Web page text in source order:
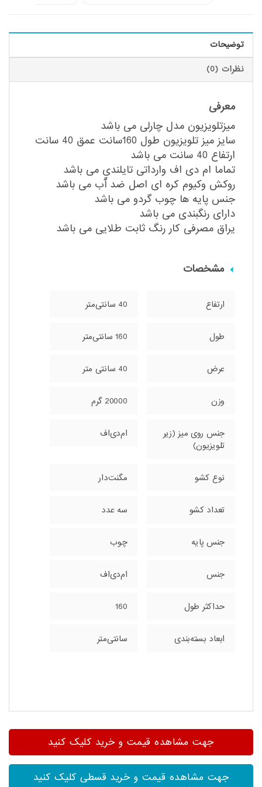
توضیحات
نظرات (0)
معرفی
میزتلویزیون مدل چارلی می باشد
سایز میز تلویزیون طول 160سانت عمق 40 سانت
ارتفاع 40 سانت می باشد
تماما ام دی اف وارداتی تایلندی می باشد
روکش وکیوم کره ای اصل ضد آّب می باشد
جنس پایه ها چوب گردو می باشد
دارای رنگبندی می باشد
یراق مصرفی کار رنگ ثابت طلایی می باشد
مشخصات
ارتفاع 40 سانتی‌متر
طول 160 سانتی‌متر
عرض 40 سانتی متر
وزن 20000 گرم
جنس روی میز (زیر
تلویزیون)
ام‌دی‌اف
نوع کشو مگنت‌دار
تعداد کشو سه عدد
جنس پایه چوب
جنس ام‌دی‌اف
حداکثر طول 160
ابعاد بسته‌بندی سانتی‌متر
جهت مشاهده قیمت و خرید کلیک کنید
جهت مشاهده قیمت و خرید قسطی کلیک کنید